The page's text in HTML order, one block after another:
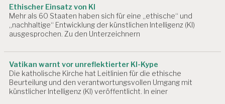
IS
S
E
N
C
H
A
F
T
Ethischer Einsatz von KI
Mehr als 60 Staaten haben sich für eine „ethische“ und
„nachhaltige“ Entwicklung der künstlichen Intelligenz (KI)
ausgesprochen. Zu den Unterzeichnern
Vatikan warnt vor unreflektierter KI-Kype
Die katholische Kirche hat Leitlinien für die ethische
Beurteilung und den verantwortungsvollen Umgang mit
künstlicher Intelligenz (KI) veröffentlicht. In einer